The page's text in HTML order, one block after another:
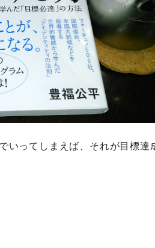
いってしまえば、それが目標達